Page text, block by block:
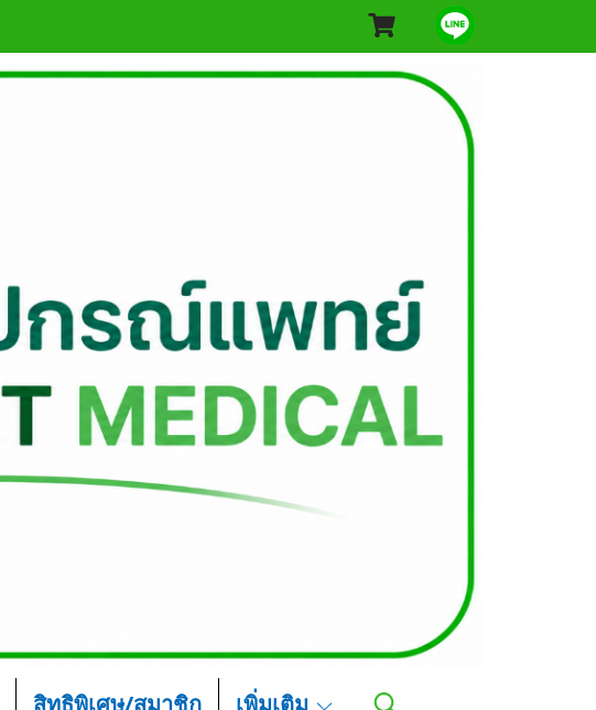
สิทธิพิเศษ/สมาชิก เพิ่มเติม